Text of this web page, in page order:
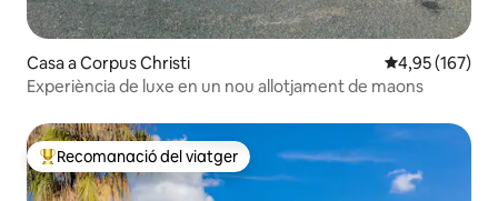
Casa a Corpus Christi 4,95 de
4,95 (167)
Experiència de luxe en un nou allotjament de maons
Principals recomanacions dels viatgers
Recomanació del viatger